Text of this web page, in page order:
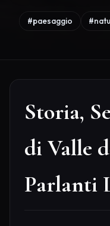
#paesaggio
Storia,
di Valle
Parlanti